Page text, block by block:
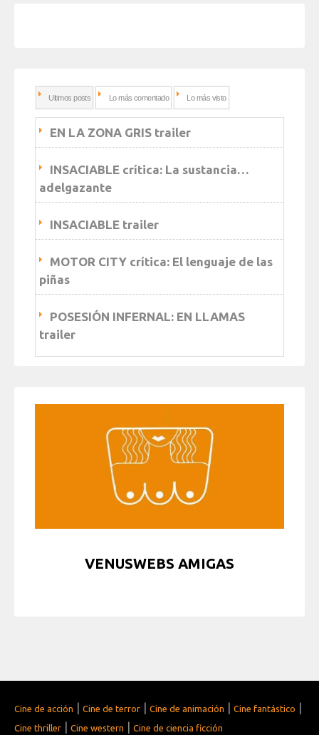
Ultimos posts Lo más comentado Lo más visto
EN LA ZONA GRIS trailer
INSACIABLE crítica: La sustancia…
adelgazante
INSACIABLE trailer
MOTOR CITY crítica: El lenguaje de las
piñas
POSESIÓN INFERNAL: EN LLAMAS
trailer
VENUSWEBS AMIGAS
Cine de acción | Cine de terror | Cine de animación | Cine fantástico |
Cine thriller | Cine western | Cine de ciencia ficción